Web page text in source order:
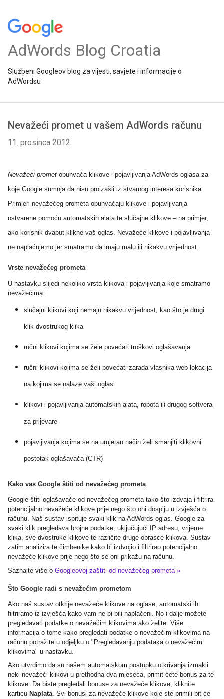
AdWords Blog Croatia
Službeni Googleov blog za vijesti, savjete i informacije o
AdWordsu
Nevažeći promet u vašem AdWords računu
11. prosinca 2012.
Nevažeći promet obuhvaća klikove i pojavljivanja AdWords oglasa za
koje Google sumnja da nisu proizašli iz stvarnog interesa korisnika.
Primjeri nevažećeg prometa obuhvaćaju klikove i pojavljivanja
ostvarene pomoću automatskih alata te slučajne klikove – na primjer,
ako korisnik dvaput klikne vaš oglas. Nevažeće klikove i pojavljivanja
ne naplaćujemo jer smatramo da imaju malu ili nikakvu vrijednost.
Vrste nevažećeg prometa
U nastavku slijedi nekoliko vrsta klikova i pojavljivanja koje smatramo
nevažećima:
slučajni klikovi koji nemaju nikakvu vrijednost, kao što je drugi
klik dvostrukog klika
ručni klikovi kojima se žele povećati troškovi oglašavanja
ručni klikovi kojima se želi povećati zarada vlasnika web-lokacija
na kojima se nalaze vaši oglasi
klikovi i pojavljivanja automatskih alata, robota ili drugog softvera
za prijevare
pojavljivanja kojima se na umjetan način želi smanjiti klikovni
postotak oglašavača (CTR)
Kako vas Google štiti od nevažećeg prometa
Google štiti oglašavače od nevažećeg prometa tako što izdvaja i filtrira
potencijalno nevažeće klikove prije nego što oni dospiju u izvješća o
računu. Naš sustav ispituje svaki klik na AdWords oglas. Google za
svaki klik pregledava brojne podatke, uključujući IP adresu, vrijeme
klika, sve dvostruke klikove te različite druge obrasce klikova. Sustav
zatim analizira te čimbenike kako bi izdvojio i filtrirao potencijalno
nevažeće klikove prije nego što se oni prikažu na računu.
Saznajte više o Googleovoj zaštiti od nevažećeg prometa »
Što Google radi s nevažećim prometom
Ako naš sustav otkrije nevažeće klikove na oglase, automatski ih
filtriramo iz izvješća kako vam ne bi bili naplaćeni. No i dalje možete
pregledavati podatke o nevažećim klikovima ako želite. Više
informacija o tome kako pregledati podatke o nevažećim klikovima na
računu potražite u odjeljku o "Pregledavanju podataka o nevažećim
klikovima" u nastavku.
Ako utvrdimo da su našem automatskom postupku otkrivanja izmakli
neki nevažeći klikovi u prethodna dva mjeseca, primit ćete bonus za te
klikove. Da biste pregledali bonuse za nevažeće klikove, kliknite
karticu Naplata. Svi bonusi za nevažeće klikove koje ste primili bit će